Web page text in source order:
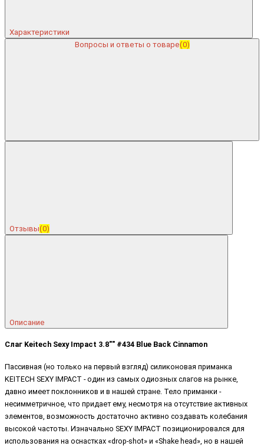
Характеристики
Вопросы и ответы о товаре(0)
Отзывы(0)
Описание
Слаг Keitech Sexy Impact 3.8"" #434 Blue Back Cinnamon
Пассивная (но только на первый взгляд) силиконовая приманка
KEITECH SEXY IMPACT - один из самых одиозных слагов на рынке,
давно имеет поклонников и в нашей стране. Тело приманки -
несимметричное, что придает ему, несмотря на отсутствие активных
элементов, возможность достаточно активно создавать колебания
высокой частоты. Изначально SEXY IMPACT позиционировался для
использования на оснастках «drop-shot» и «Shake head», но в нашей